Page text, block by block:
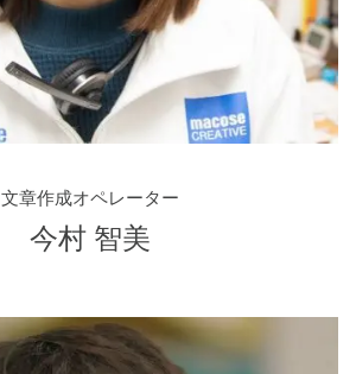
文章作成オペレーター
今村 智美